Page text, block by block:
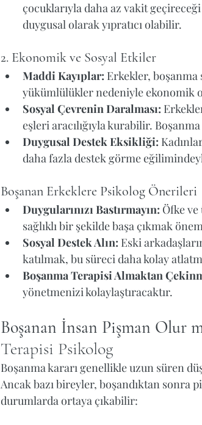
çocuklarıyla daha az vakit
duygusal olarak yıpratıcı olabilir.
2. Ekonomik ve Sosyal Etkiler
Maddi Kayıplar: Erkekler, boşanma
yükümlülükler nedeniyle ekonomik
Sosyal Çevrenin Daralması:
eşleri aracılığıyla kurabilir.
Duygusal Destek Eksikliği:
daha fazla destek görme
Boşanan Erkeklere Psikolog Önerileri
Duygularınızı Bastırmayın: Öfke
sağlıklı bir şekilde başa çıkmak
Sosyal Destek Alın: Eski
katılmak, bu süreci daha kolay
Boşanma Terapisi Almaktan
yönetmenizi kolaylaştıracaktır.
Boşanan İnsan Pişman Olur
Terapisi Psikolog
Boşanma kararı genellikle uzun süren
Ancak bazı bireyler, boşandıktan sonra
durumlarda ortaya çıkabilir: